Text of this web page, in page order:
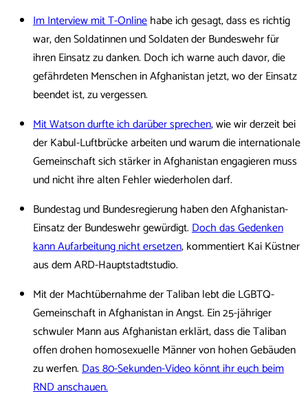
Im Interview mit T-Onlinehabe ich gesagt, dass es richtig
war, den Soldatinnen und Soldaten der Bundeswehr für
ihren Einsatz zu danken. Doch ich warne auch davor, die
gefährdeten Menschen in Afghanistan jetzt, wo der Einsatz
beendet ist, zu vergessen.
Mit Watson durfte ich darüber sprechen, wie wir derzeit bei
der Kabul-Luftbrücke arbeiten und warum die internationale
Gemeinschaft sich stärker in Afghanistan engagieren muss
und nicht ihre alten Fehler wiederholen darf.
Bundestag und Bundesregierung haben den Afghanistan-
Einsatz der Bundeswehr gewürdigt.Doch das Gedenken
kann Aufarbeitung nicht ersetzen, kommentiert Kai Küstner
aus dem ARD-Hauptstadtstudio.
Mit der Machtübernahme der Taliban lebt die LGBTQ-
Gemeinschaft in Afghanistan in Angst. Ein 25-jähriger
schwuler Mann aus Afghanistan erklärt, dass die Taliban
offen drohen homosexuelle Männer von hohen Gebäuden
zu werfen.Das 80-Sekunden-Video könnt ihr euch beim
RND anschauen.